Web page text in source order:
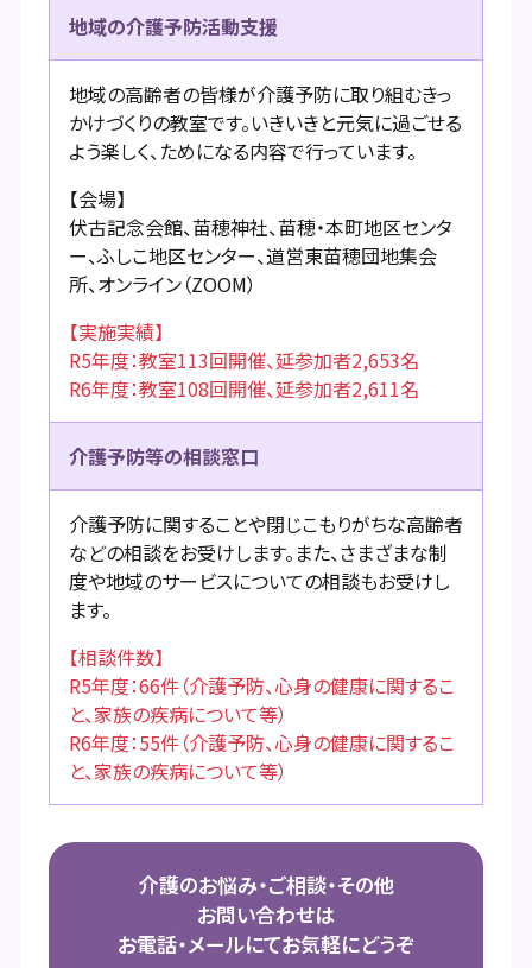
地域の介護予防活動支援
地域の高齢者の皆様が介護予防に取り組むきっ
かけづくりの教室です。いきいきと元気に過ごせる
よう楽しく、ためになる内容で行っています。
【会場】
伏古記念会館、苗穂神社、苗穂・本町地区センタ
ー、ふしこ地区センター、道営東苗穂団地集会
所、オンライン（ZOOM）
【実施実績】
R5年度：教室113回開催、延参加者2,653名
R6年度：教室108回開催、延参加者2,611名
介護予防等の相談窓口
介護予防に関することや閉じこもりがちな高齢者
などの相談をお受けします。また、さまざまな制
度や地域のサービスについての相談もお受けし
ます。
【相談件数】
R5年度：66件（介護予防、心身の健康に関するこ
と、家族の疾病について等）
R6年度：55件（介護予防、心身の健康に関するこ
と、家族の疾病について等）
介護のお悩み・ご相談・その他
お問い合わせは
お電話・メールにてお気軽にどうぞ